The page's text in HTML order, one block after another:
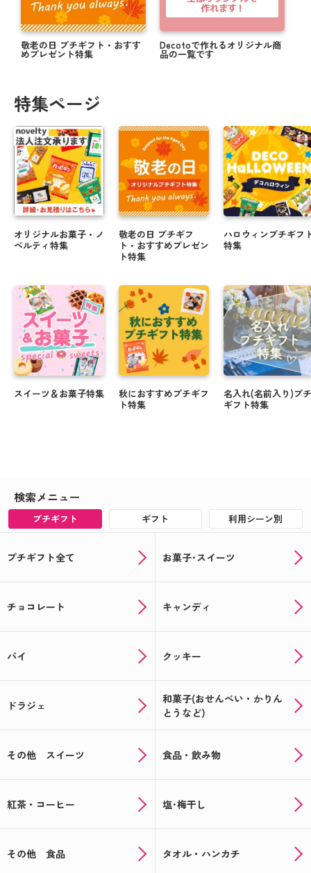
敬老の日 プチギフト・おすす
めプレゼント特集
Decotoで作れるオリジナル商
品の一覧です
特集ページ
オリジナルお菓子・ノ
ベルティ特集
スイーツ＆お菓子特集
敬老の日 プチギフ
ト・おすすめプレゼン
ト特集
秋におすすめプチギフ
ト特集
ハロウィンプチギフ
特集
名入れ(名前入り)プチ
ギフト特集
検索メニュー
プチギフト ギフト 利用シーン別
プチギフト全て お菓子･スイーツ
チョコレート キャンディ
パイ クッキー
ドラジェ
和菓子(おせんべい・かりん
とうなど)
その他 スイーツ 食品・飲み物
紅茶・コーヒー 塩･梅干し
その他 食品 タオル・ハンカチ